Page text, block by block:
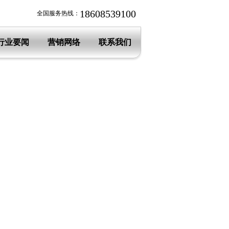
全国服务热线： 18608539100
业要闻 营销网络 联系我们